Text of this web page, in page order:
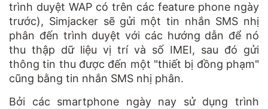
trình duyệt WAP có trên các feature phone ngày
trước), Simjacker sẽ gửi một tin nhắn SMS nhị
phân đến trình duyệt với các hướng dẫn để nó
thu thập dữ liệu vị trí và số IMEI, sau đó gửi
thông tin thu được đến một "thiết bị đồng phạm"
cũng bằng tin nhắn SMS nhị phân.
Bởi các smartphone ngày nay sử dụng trình